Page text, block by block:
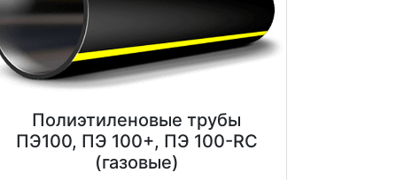
Полиэтиленовые трубы
ПЭ100, ПЭ 100+, ПЭ 100-RC
(газовые)